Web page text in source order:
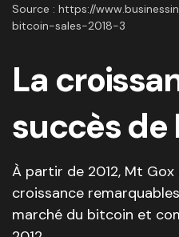
Source : https://
bitcoin-sales-2018-3
La
succès de
À partir de 2012, Mt
croissance
marché du bitcoin et